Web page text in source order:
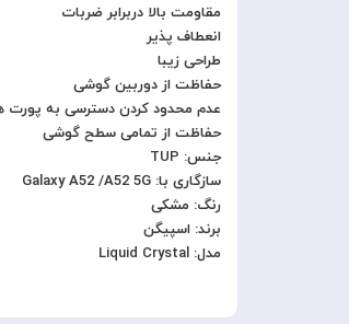
مقاومت بالا دربرابر ضربات
انعطاف پذیر
طراحی زیبا
حفاظت از دوربین گوشی
عدم محدود کردن دسترسی به پورت
حفاظت از تمامی سطح گوشی
جنس: TUP
سازگاری با: Galaxy A52 /A52 5G
رنگ: مشکی
برند: اسپیگن
مدل: Liquid Crystal